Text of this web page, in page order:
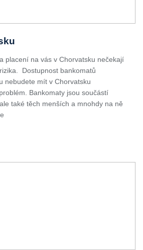
placení na vás v Chorvatsku nečekají
Dostupnost bankomatů
nebudete mít v Chorvatsku
Bankomaty jsou součástí
také těch menších a mnohdy na ně